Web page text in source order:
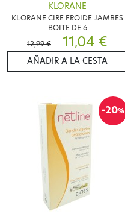
KLORANE
KLORANE CIRE FROIDE JAMBES
BOITE DE 6
12,99 €
11,04 €
AÑADIR A LA CESTA
-20%